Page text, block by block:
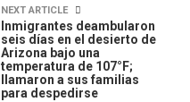
NEXT ARTICLE
Inmigrantes deambularon
seis días en el desierto de
Arizona bajo una
temperatura de 107°F;
llamaron a sus familias
para despedirse